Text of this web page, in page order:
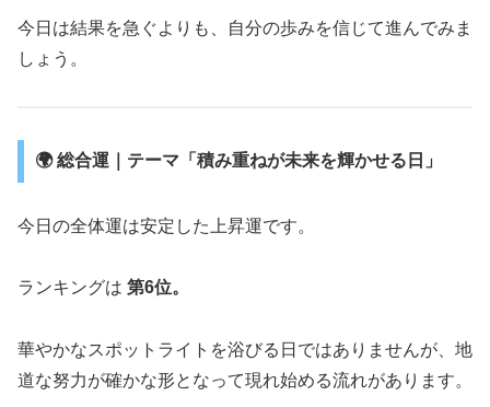
今日は結果を急ぐよりも、自分の歩みを信じて進んでみま
しょう。
🌍 総合運｜テーマ「積み重ねが未来を輝かせる日」
今日の全体運は安定した上昇運です。
ランキングは 第6位。
華やかなスポットライトを浴びる日ではありませんが、地
道な努力が確かな形となって現れ始める流れがあります。